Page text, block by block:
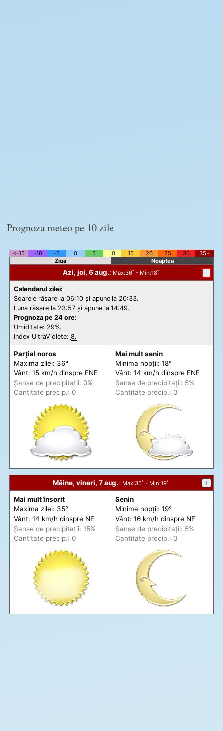
Prognoza meteo pe 10 zile
<-15 -10 -5 0 5 10 15 20 25 30
35+
Ziua
Noaptea
Azi, joi, 6 aug.: Max:36˚ - Min:18˚ -
Calendarul zilei:
Soarele răsare la 06:10 și apune la 20:33.
Luna răsare la 23:57 și apune la 14:49.
Prognoza pe 24 ore:
Umiditate: 29%.
Index UltraViolete: 8.
Parțial noros
Maxima zilei: 36°
Vânt: 15 km/h dinspre ENE
Șanse de precipitații: 0%
Cantitate precip.: 0
Mai mult senin
Minima nopții: 18°
Vânt: 14 km/h dinspre ENE
Șanse de precipitații: 5%
Cantitate precip.: 0
Mâine, vineri, 7 aug.: Max:35˚ - Min:19˚ +
Mai mult însorit
Maxima zilei: 35°
Vânt: 14 km/h dinspre NE
Șanse de precipitații: 15%
Cantitate precip.: 0
Senin
Minima nopții: 19°
Vânt: 16 km/h dinspre NE
Șanse de precipitații: 5%
Cantitate precip.: 0